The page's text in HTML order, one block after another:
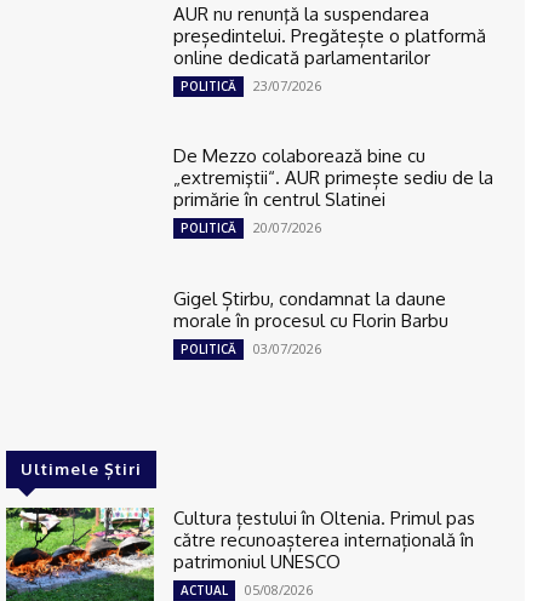
AUR nu renunţă la suspendarea
președintelui. Pregătește o platformă
online dedicată parlamentarilor
POLITICĂ 23/07/2026
De Mezzo colaborează bine cu
„extremiştii“. AUR primește sediu de la
primărie în centrul Slatinei
POLITICĂ 20/07/2026
Gigel Știrbu, condamnat la daune
morale în procesul cu Florin Barbu
POLITICĂ 03/07/2026
Ultimele Știri
Cultura țestului în Oltenia. Primul pas
către recunoașterea internațională în
patrimoniul UNESCO
ACTUAL 05/08/2026